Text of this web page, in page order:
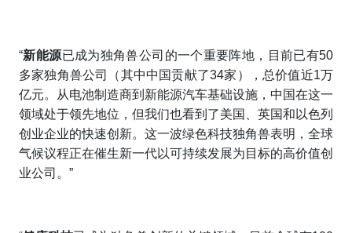
“新能源已成为独角兽公司的一个重要阵地，目前已有50
多家独角兽公司（其中中国贡献了34家），总价值近1万
亿元。从电池制造商到新能源汽车基础设施，中国在这一
领域处于领先地位，但我们也看到了美国、英国和以色列
创业企业的快速创新。这一波绿色科技独角兽表明，全球
气候议程正在催生新一代以可持续发展为目标的高价值创
业公司。”